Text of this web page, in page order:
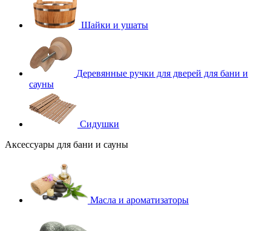
Шайки и ушаты
Деревянные ручки для дверей для бани и
сауны
Сидушки
Аксессуары для бани и сауны
Масла и ароматизаторы